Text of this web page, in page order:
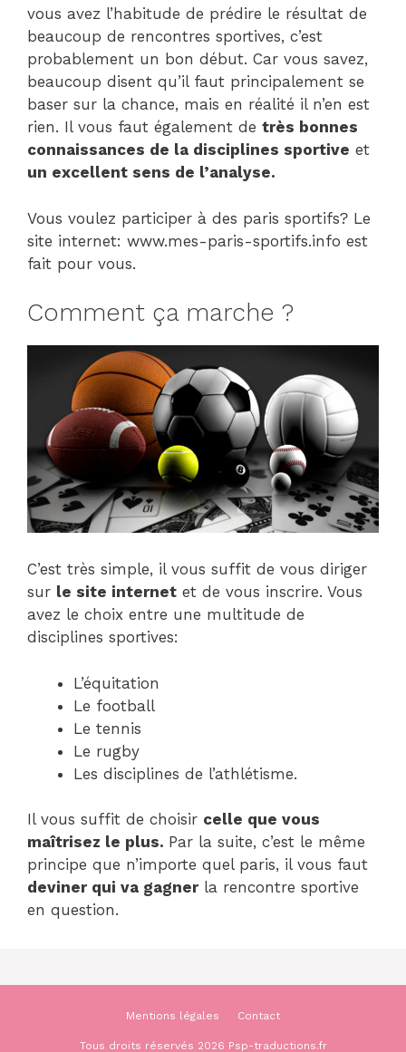
vous avez l’habitude de prédire le résultat de
beaucoup de rencontres sportives, c’est
probablement un bon début. Car vous savez,
beaucoup disent qu’il faut principalement se
baser sur la chance, mais en réalité il n’en est
rien. Il vous faut également de très bonnes
connaissances de la disciplines sportive et
un excellent sens de l’analyse.
Vous voulez participer à des paris sportifs? Le
site internet: www.mes-paris-sportifs.info est
fait pour vous.
Comment ça marche ?
C’est très simple, il vous suffit de vous diriger
sur le site internet et de vous inscrire. Vous
avez le choix entre une multitude de
disciplines sportives:
L’équitation
Le football
Le tennis
Le rugby
Les disciplines de l’athlétisme.
Il vous suffit de choisir celle que vous
maîtrisez le plus. Par la suite, c’est le même
principe que n’importe quel paris, il vous faut
deviner qui va gagnerla rencontre sportive
en question.
Mentions légales Contact
Tous droits réservés 2026 Psp-traductions.fr